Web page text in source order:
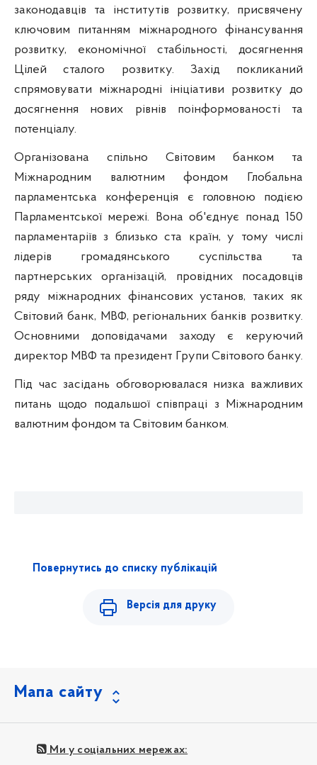
законодавців та інститутів розвитку, присвячену
ключовим питанням міжнародного фінансування
розвитку, економічної стабільності, досягнення
Цілей сталого розвитку. Захід покликаний
спрямовувати міжнародні ініціативи розвитку до
досягнення нових рівнів поінформованості та
потенціалу.
Організована спільно Світовим банком та
Міжнародним валютним фондом Глобальна
парламентська конференція є головною подією
Парламентської мережі. Вона об'єднує понад 150
парламентаріїв з близько ста країн, у тому числі
лідерів громадянського суспільства та
партнерських організацій, провідних посадовців
ряду міжнародних фінансових установ, таких як
Світовий банк, МВФ, регіональних банків розвитку.
Основними доповідачами заходу є керуючий
директор МВФ та президент Групи Світового банку.
Під час засідань обговорювалася низка важливих
питань щодо подальшої співпраці з Міжнародним
валютним фондом та Світовим банком.
Повернутись до списку публікацій
Версія для друку
Мапа сайту
Ми у соціальних мережах: